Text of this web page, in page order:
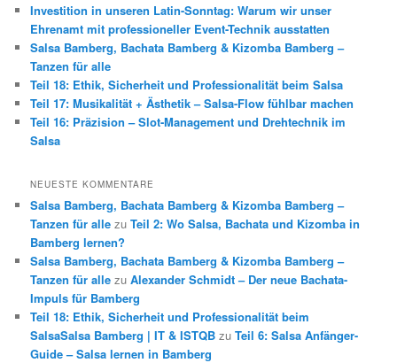
Investition in unseren Latin-Sonntag: Warum wir unser
Ehrenamt mit professioneller Event-Technik ausstatten
Salsa Bamberg, Bachata Bamberg & Kizomba Bamberg –
Tanzen für alle
Teil 18: Ethik, Sicherheit und Professionalität beim Salsa
Teil 17: Musikalität + Ästhetik – Salsa-Flow fühlbar machen
Teil 16: Präzision – Slot-Management und Drehtechnik im
Salsa
NEUESTE KOMMENTARE
Salsa Bamberg, Bachata Bamberg & Kizomba Bamberg –
Tanzen für alle zuTeil 2: Wo Salsa, Bachata und Kizomba in
Bamberg lernen?
Salsa Bamberg, Bachata Bamberg & Kizomba Bamberg –
Tanzen für alle zuAlexander Schmidt – Der neue Bachata-
Impuls für Bamberg
Teil 18: Ethik, Sicherheit und Professionalität beim
SalsaSalsa Bamberg | IT & ISTQB zuTeil 6: Salsa Anfänger-
Guide – Salsa lernen in Bamberg